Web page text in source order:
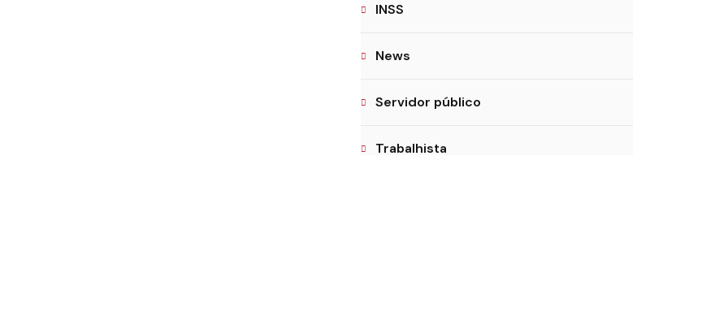
INSS
News
Servidor público
Trabalhista